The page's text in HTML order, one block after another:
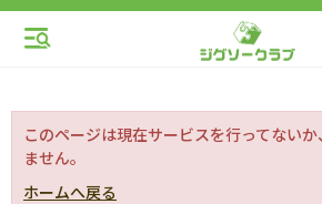
このページは現在サービスを行ってない
ません。
ホームへ戻る